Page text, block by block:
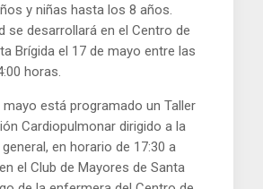
y niñas hasta los 8 años.
se desarrollará en el Centro de
Brígida el 17 de mayo entre las
horas.
mayo está programado un Taller
Cardiopulmonar dirigido a la
en horario de 17:30 a
el Club de Mayores de Santa